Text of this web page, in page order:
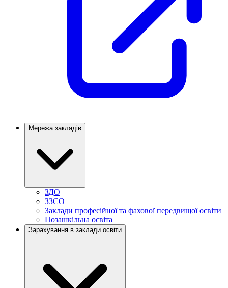
Мережа закладів
ЗДО
ЗЗСО
Заклади професійної та фахової передвищої освіти
Позашкільна освіта
Зарахування в заклади освіти